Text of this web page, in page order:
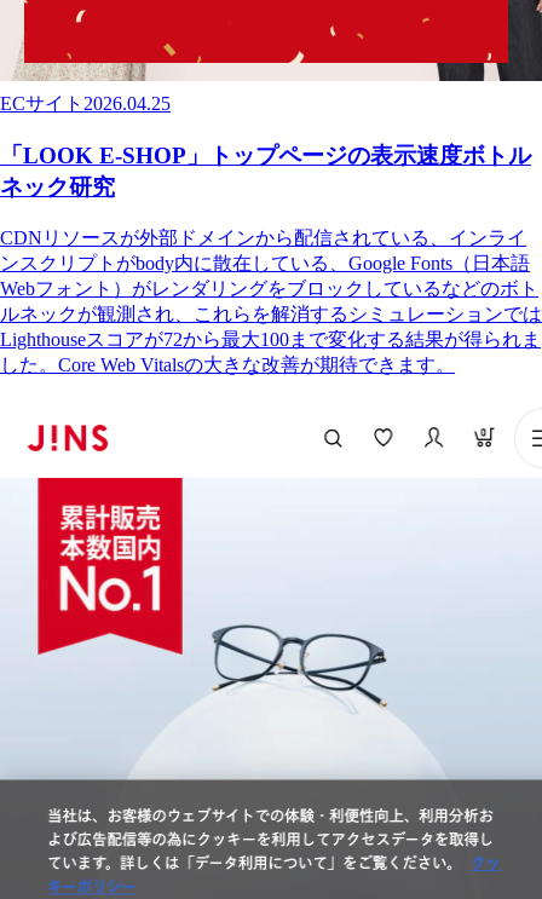
ECサイト 2026.04.25
「LOOK E-SHOP」トップページの表示速度ボトル
ネック研究
CDNリソースが外部ドメインから配信されている、インライ
ンスクリプトがbody内に散在している、Google Fonts（日本語
Webフォント）がレンダリングをブロックしているなどのボト
ルネックが観測され、これらを解消するシミュレーションでは
Lighthouseスコアが72から最大100まで変化する結果が得られま
した。Core Web Vitalsの大きな改善が期待できます。